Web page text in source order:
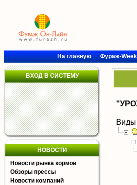
На главную|Фураж-
ВХОД В СИСТЕМУ
НОВОСТИ
Новости рынка кормов
Обзоры прессы
Новости компаний
Виды